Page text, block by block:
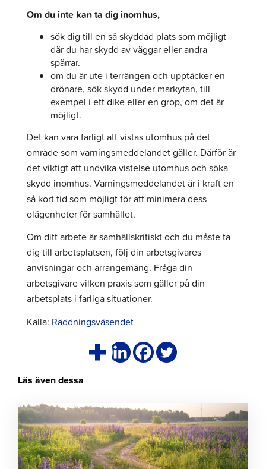
Om du inte kan ta dig inomhus,
sök dig till en så skyddad plats som möjligt
där du har skydd av väggar eller andra
spärrar.
om du är ute i terrängen och upptäcker en
drönare, sök skydd under markytan, till
exempel i ett dike eller en grop, om det är
möjligt.
Det kan vara farligt att vistas utomhus på det
område som varningsmeddelandet gäller. Därför är
det viktigt att undvika vistelse utomhus och söka
skydd inomhus. Varningsmeddelandet är i kraft en
så kort tid som möjligt för att minimera dess
olägenheter för samhället.
Om ditt arbete är samhällskritiskt och du måste ta
dig till arbetsplatsen, följ din arbetsgivares
anvisningar och arrangemang. Fråga din
arbetsgivare vilken praxis som gäller på din
arbetsplats i farliga situationer.
Källa: Räddningsväsendet
Läs även dessa
Klicka
för
att
läsa
artikeln